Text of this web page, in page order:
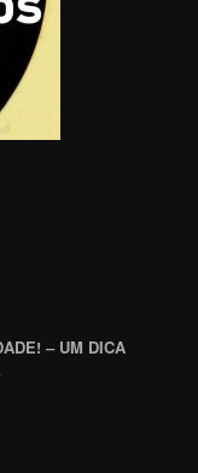
– UM DICA